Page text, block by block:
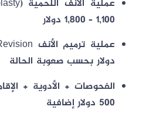
عملية الأنف اللحمية (Fleshy Rhinoplasty):
1,100 – 1,800 دولار
عملية ترميم الأنف Revision:
دولاربحسب صعوبة الحالة
500 دولار إضافية